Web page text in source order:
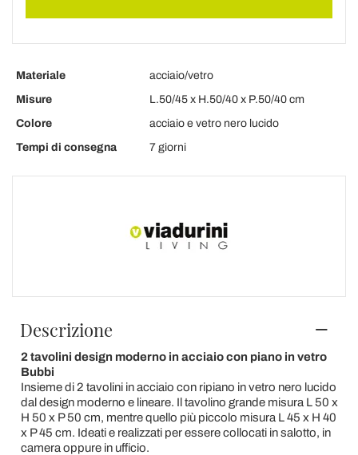
Materiale
acciaio/vetro
Misure
L.50/45 x H.50/40 x P.50/40 cm
Colore
acciaio e vetro nero lucido
Tempi di consegna
7 giorni
Descrizione
2 tavolini design moderno in acciaio con piano in vetro
Bubbi
Insieme di 2 tavolini in acciaio con ripiano in vetro nero lucido
dal design moderno e lineare. Il tavolino grande misura L 50 x
H 50 x P 50 cm, mentre quello più piccolo misura L 45 x H 40
x P 45 cm. Ideati e realizzati per essere collocati in salotto, in
camera oppure in ufficio.